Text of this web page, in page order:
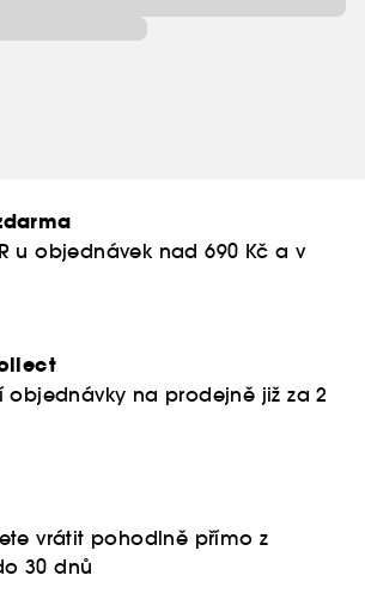
u objednávek nad 690 Kč a v
objednávky na prodejně již za 2
vrátit pohodlně přímo z
30 dnů